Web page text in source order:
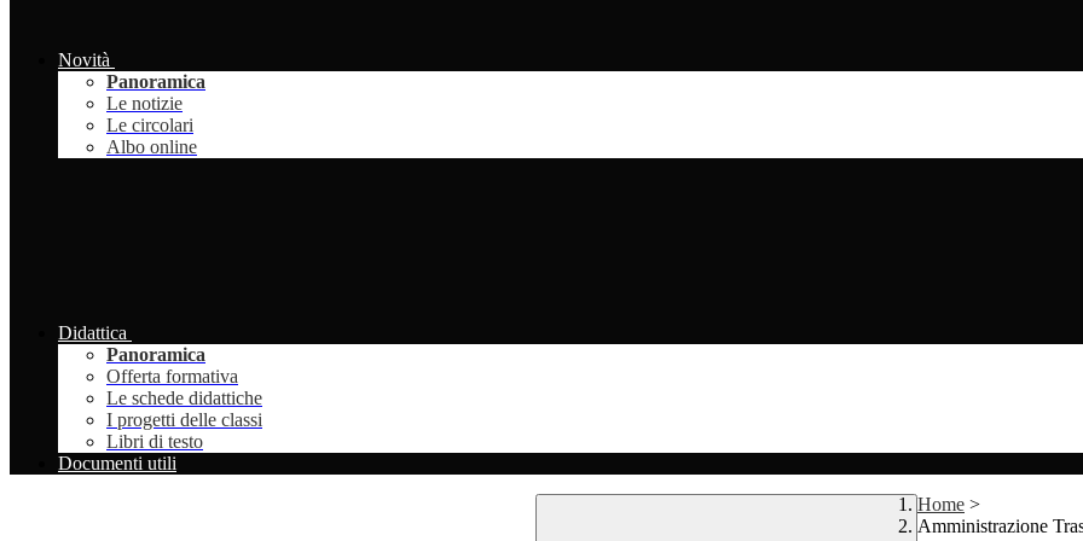
Novità
Panoramica
Le notizie
Le circolari
Albo online
Didattica
Panoramica
Offerta formativa
Le schede didattiche
I progetti delle classi
Libri di testo
Documenti utili
Home >
Amministrazione